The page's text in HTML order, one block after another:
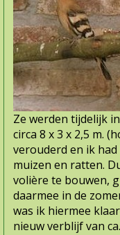
Ze werden tijdelijk
circa 8 x 3 x 2,5 m.
verouderd en ik
muizen en ratten.
volière te bouwen,
daarmee in de
was ik hiermee
nieuw verblijf van